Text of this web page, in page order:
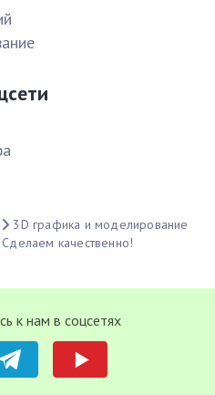
3D графика и моделирование
качественно!
к нам в соцсетях